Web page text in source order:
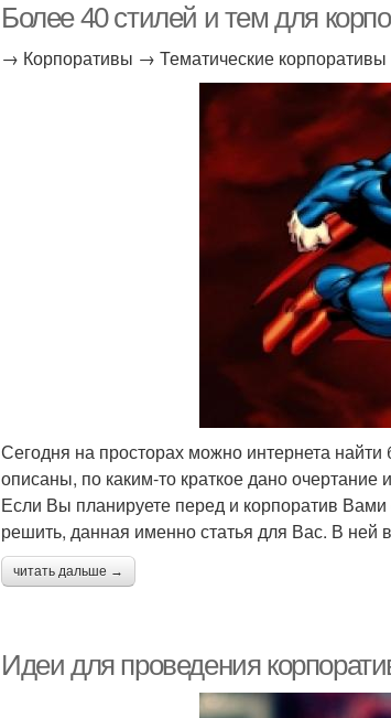
Более 40 стилей и тем для
→ Корпоративы → Тематические
Сегодня на просторах можно интернета
описаны, по каким-то краткое дано очертание
Если Вы планируете перед и корпоратив
решить, данная именно статья для Вас. В ней
читать дальше →
Идеи для проведения